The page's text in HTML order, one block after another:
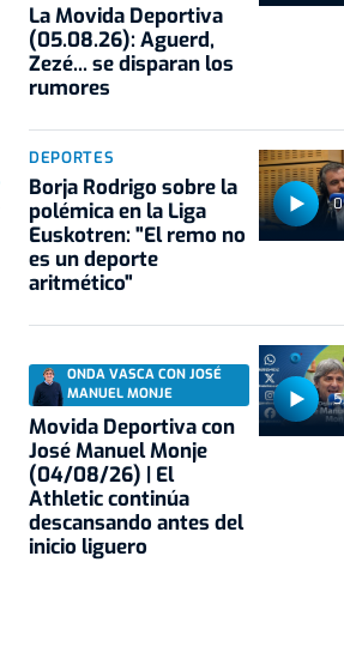
La Movida Deportiva
(05.08.26): Aguerd,
Zezé... se disparan los
rumores
DEPORTES
Borja Rodrigo sobre la
polémica en la Liga
Euskotren: "El remo no
es un deporte
aritmético"
ONDA VASCA CON JOSÉ
MANUEL MONJE
Movida Deportiva con
José Manuel Monje
(04/08/26) | El
Athletic continúa
descansando antes del
inicio liguero